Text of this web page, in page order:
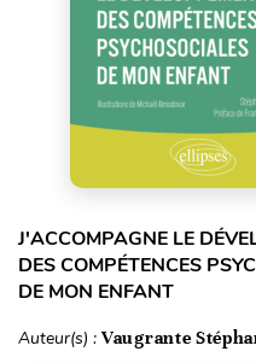
J'ACCOMPAGNE LE
DES COMPÉTENCES
DE MON ENFANT
Auteur(s) : Vaugrante